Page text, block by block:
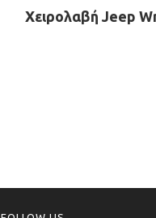
Χειρολαβή Jeep